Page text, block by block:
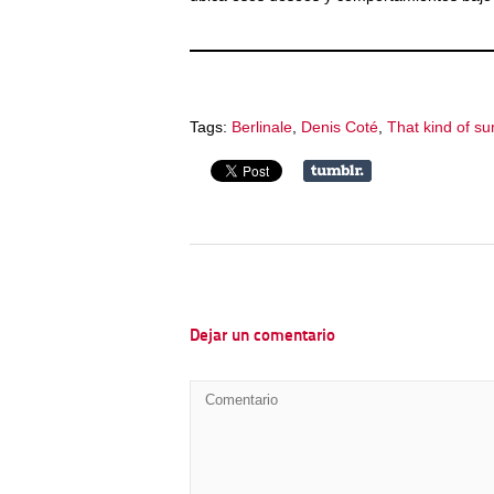
Tags: Berlinale Denis Coté That kind of
Dejar un comentario